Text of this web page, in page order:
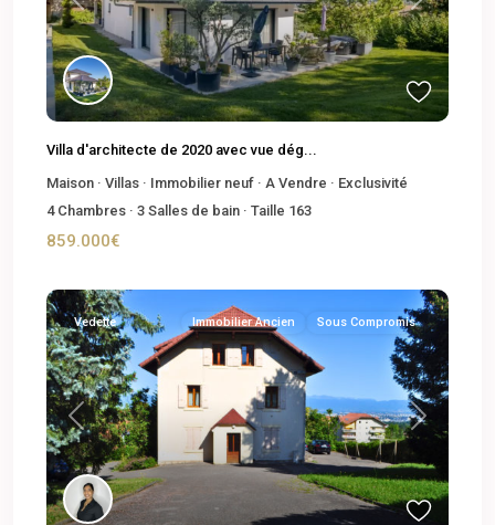
Previous Next
Villa d'architecte de 2020 avec vue dég...
Maison · Villas · Immobilier neuf · A Vendre · Exclusivité
4Chambres · 3 Salles de bain · Taille 163
859.000€
Previous Next
Vedette Immobilier Ancien Sous Compromis